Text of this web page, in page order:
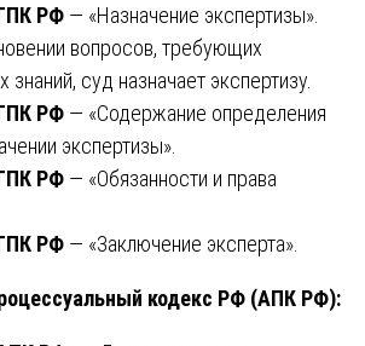
РФ — «Назначение экспертизы».
вопросов, требующих
знаний, суд назначает экспертизу.
РФ — «Содержание определения
экспертизы».
РФ — «Обязанности и права
РФ — «Заключение эксперта».
кодекс РФ (АПК РФ):